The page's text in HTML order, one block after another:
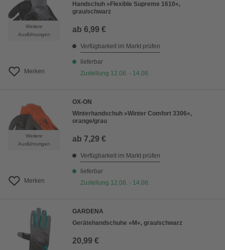
Weitere
Ausführungen
Merken
Handschuh »Flexible Supreme 1610«,
grau/schwarz
ab 6,99 €
Verfügbarkeit im Markt prüfen
lieferbar
Zustellung 12.08. - 14.08.
Weitere
Ausführungen
Merken
OX-ON
Winterhandschuh »Winter Comfort 3306«,
orange/grau
ab 7,29 €
Verfügbarkeit im Markt prüfen
lieferbar
Zustellung 12.08. - 14.08.
GARDENA
Gerätehandschuhe »M«, grau/schwarz
20,99 €